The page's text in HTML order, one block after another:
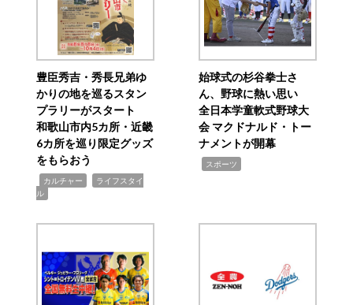
豊臣秀吉・秀長兄弟ゆ
かりの地を巡るスタン
プラリーがスタート
和歌山市内5カ所・近畿
6カ所を巡り限定グッズ
をもらおう
カルチャー
ライフスタイ
ル
始球式の杉谷拳士さ
ん、野球に熱い思い
全日本学童軟式野球大
会 マクドナルド・トー
ナメントが開幕
スポーツ